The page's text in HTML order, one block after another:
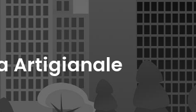
Artigianale